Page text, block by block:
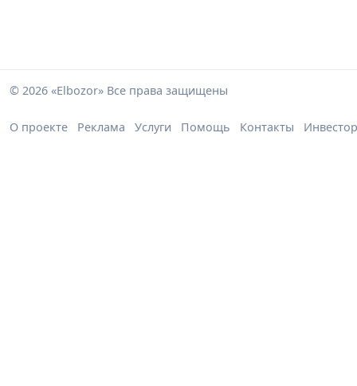
© 2026 «Elbozor» Все права защищены
О проекте Реклама Услуги Помощь Контакты